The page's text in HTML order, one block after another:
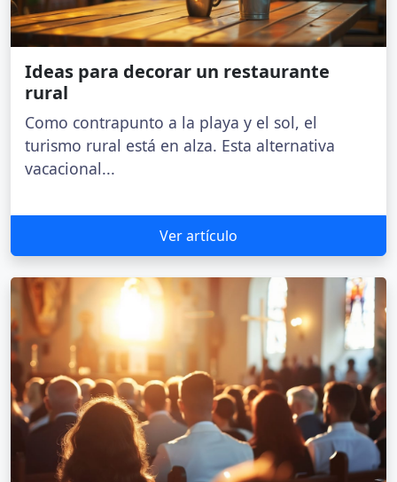
Ideas para decorar un restaurante
rural
Como contrapunto a la playa y el sol, el
turismo rural está en alza. Esta alternativa
vacacional...
Ver artículo